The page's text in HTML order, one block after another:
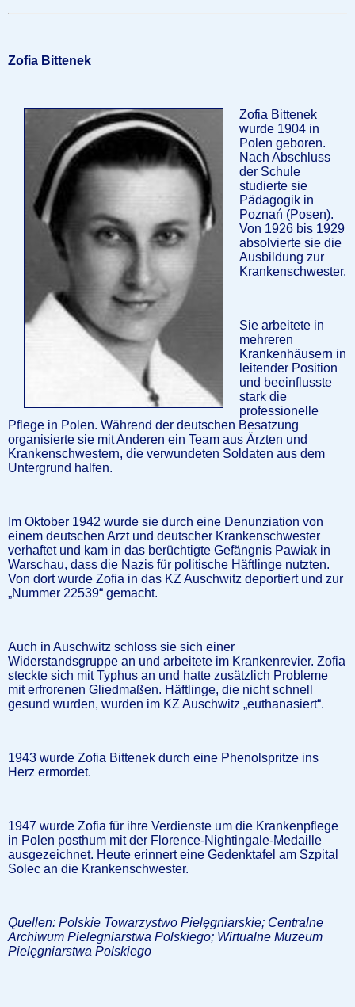
Zofia Bittenek
Zofia Bittenek
wurde 1904 in
Polen geboren.
Nach Abschluss
der Schule
studierte sie
Pädagogik in
Poznań (Posen).
Von 1926 bis 1929
absolvierte sie die
Ausbildung zur
Krankenschwester.
Sie arbeitete in
mehreren
Krankenhäusern in
leitender Position
und beeinflusste
stark die
professionelle
Pflege in Polen. Während der deutschen Besatzung
organisierte sie mit Anderen ein Team aus Ärzten und
Krankenschwestern, die verwundeten Soldaten aus dem
Untergrund halfen.
Im Oktober 1942 wurde sie durch eine Denunziation von
einem deutschen Arzt und deutscher Krankenschwester
verhaftet und kam in das berüchtigte Gefängnis Pawiak in
Warschau, dass die Nazis für politische Häftlinge nutzten.
Von dort wurde Zofia in das KZ Auschwitz deportiert und zur
„Nummer 22539“ gemacht.
Auch in Auschwitz schloss sie sich einer
Widerstandsgruppe an und arbeitete im Krankenrevier. Zofia
steckte sich mit Typhus an und hatte zusätzlich Probleme
mit erfrorenen Gliedmaßen. Häftlinge, die nicht schnell
gesund wurden, wurden im KZ Auschwitz „euthanasiert“.
1943 wurde Zofia Bittenek durch eine Phenolspritze ins
Herz ermordet.
1947 wurde Zofia für ihre Verdienste um die Krankenpflege
in Polen posthum mit der Florence-Nightingale-Medaille
ausgezeichnet. Heute erinnert eine Gedenktafel am Szpital
Solec an die Krankenschwester.
Quellen: Polskie Towarzystwo Pielęgniarskie; Centralne
Archiwum Pielegniarstwa Polskiego; Wirtualne Muzeum
Pielęgniarstwa Polskiego